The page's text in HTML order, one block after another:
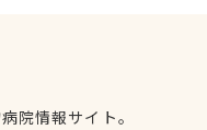
院情報サイト。